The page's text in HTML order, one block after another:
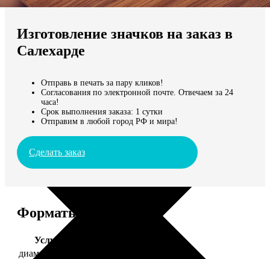
Мы доставляем по всему миру
Продолжить без города
Изготовление значков на заказ в
Салехарде
Отправь в печать за пару кликов!
Согласования по электронной почте. Отвечаем за 24
часа!
Срок выполнения заказа: 1 сутки
Отправим в любой город РФ и мира!
Сделать заказ
Форматы и цены
Услуга
диаметр 37 мм